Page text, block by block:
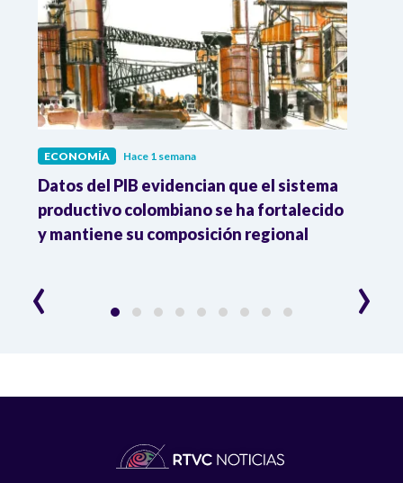
ECONOMÍA Hace 1 semana
Datos del PIB evidencian que el sistema
productivo colombiano se ha fortalecido
y mantiene su composición regional
‹ ›